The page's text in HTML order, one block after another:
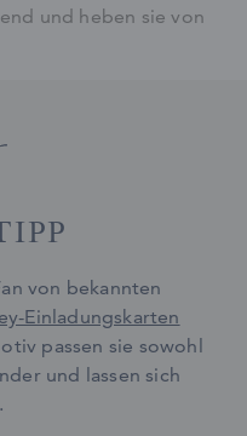
und heben sie von
von bekannten
Einladungskarten
passen sie sowohl
und lassen sich